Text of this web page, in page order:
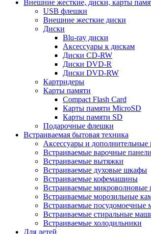
Внешние жесткие, диски, карты
USB флешки
Внешние жесткие диски
Диски
Blu-ray диски
Аксессуары к дискам
Диски CD-RW
Диски DVD-R
Диски DVD-RW
Картридеры
Карты памяти
Compact Flash Card
Карты памяти MicroSD
Карты памяти SD
Подарочные флешки
Встраиваемая бытовая техника
Аксессуары и дополнительные
Встраиваемые варочные панели
Встраиваемые вытяжки
Встраиваемые духовые шкафы
Встраиваемые кофемашины
Встраиваемые микроволновые
Встраиваемые морозильные
Встраиваемые
Встраиваемые стиральные
Встраиваемые холодильники
Для детей